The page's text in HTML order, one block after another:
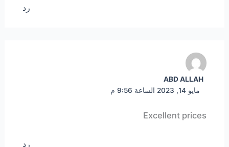
رد
ABD ALLAH
مايو 14, 2023 الساعة 9:56 م
Excellent prices
رد